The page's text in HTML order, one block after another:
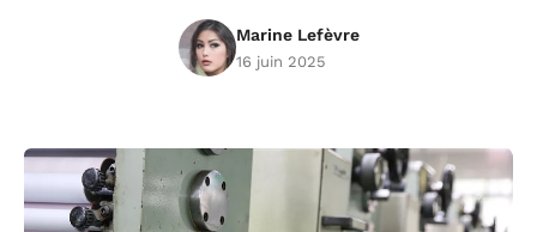
Marine Lefèvre
16 juin 2025